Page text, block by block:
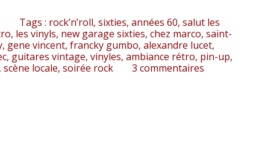
Tags : rock’n’roll,sixties,années 60,salut les
, les vinyls, new garage sixties, chez marco, saint-
, gene vincent, francky gumbo, alexandre lucet,
, guitares vintage, vinyles, ambiance rétro, pin-up,
, scène locale, soirée rock 3 commentaires